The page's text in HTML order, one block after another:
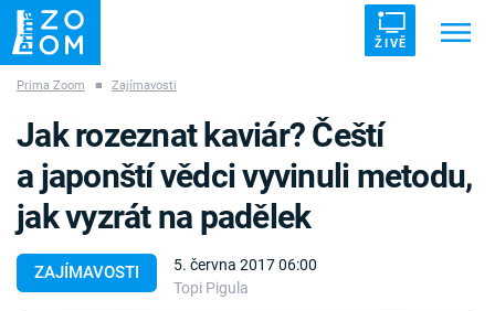
ŽIVĚ
ZÁHADY VETŘELCI DÁVNOVĚKU
Témata
Prima Zoom ■ Zajímavosti
ZAJÍMAVOSTI
5. června 2017 06:00
Topi Pigula
Jak rozeznat kaviár? Čeští
a japonští vědci vyvinuli metodu,
jak vyzrát na padělek